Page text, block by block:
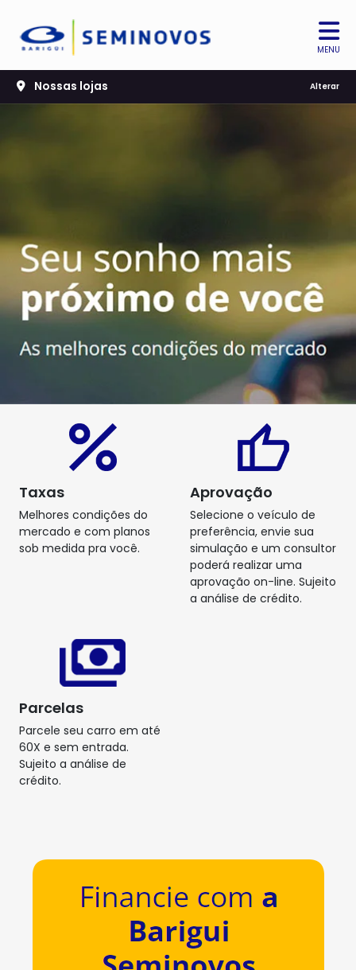
MENU
Nossas lojas Alterar
Taxas
Melhores condições do
mercado e com planos
sob medida pra você.
Aprovação
Selecione o veículo de
preferência, envie sua
simulação e um consultor
poderá realizar uma
aprovação on-line. Sujeito
a análise de crédito.
Parcelas
Parcele seu carro em até
60X e sem entrada.
Sujeito a análise de
crédito.